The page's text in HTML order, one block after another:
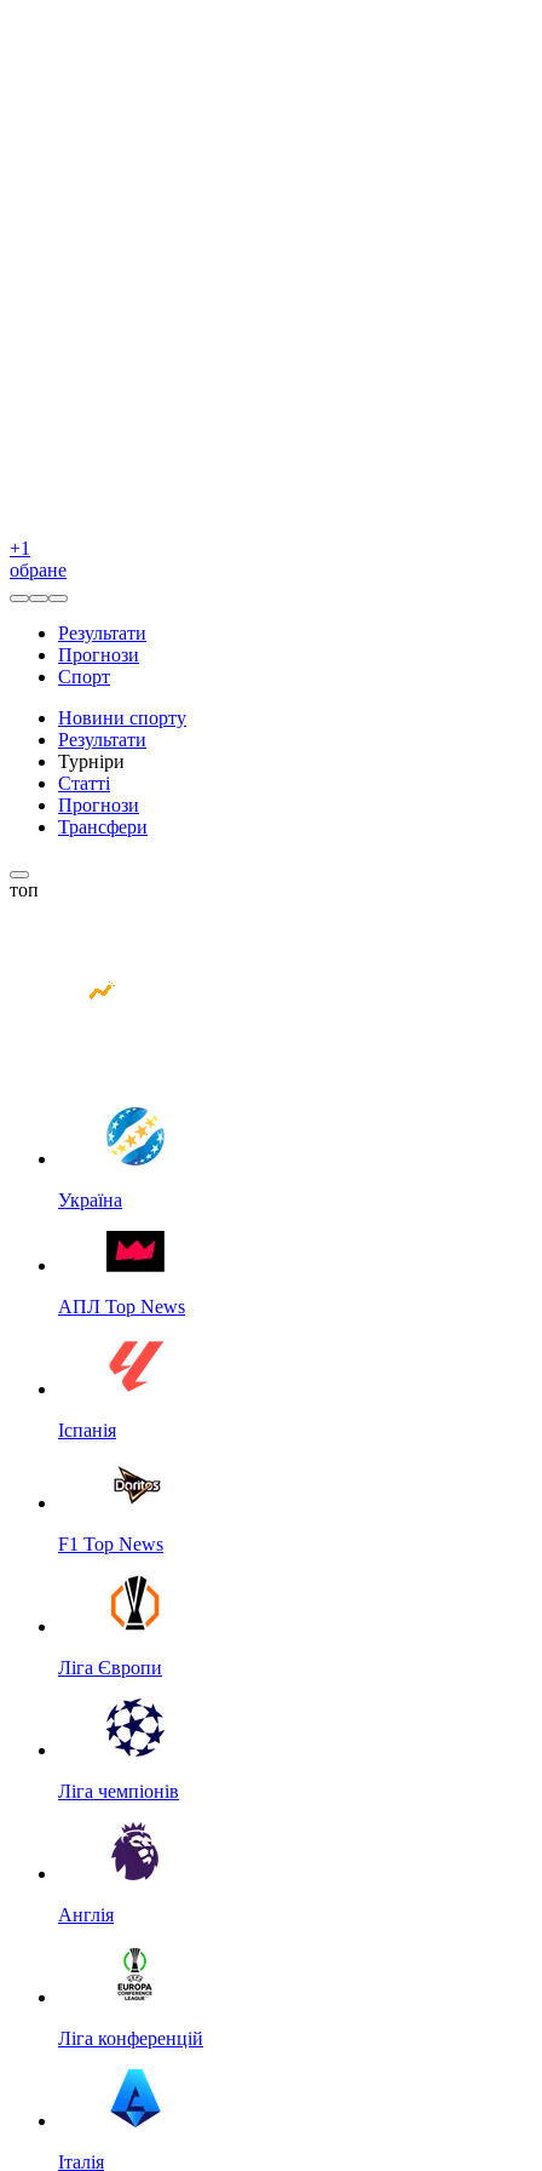
+1
обране
Результати
Прогнози
Спорт
Новини спорту
Результати
Турніри
Статті
Прогнози
Трансфери
топ
Україна
АПЛ Top News
Іспанія
F1 Top News
Ліга Європи
Ліга чемпіонів
Англія
Ліга конференцій
Італія